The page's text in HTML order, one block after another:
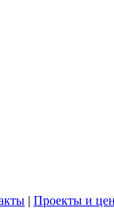
| Проекты и